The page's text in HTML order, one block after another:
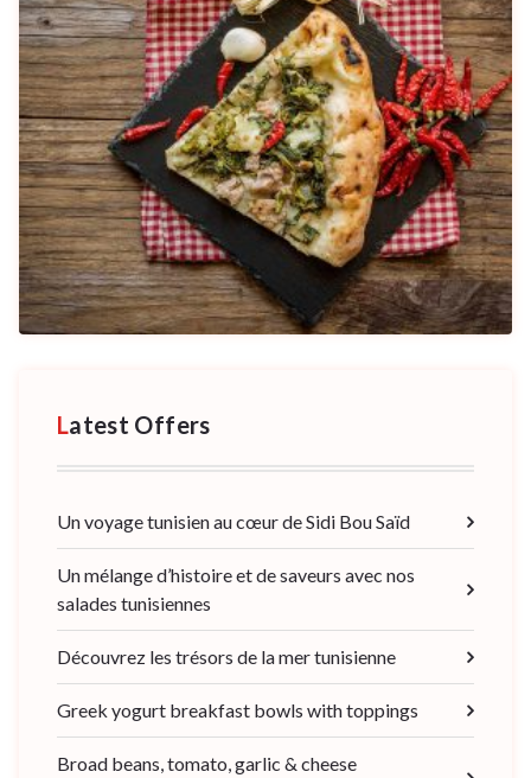
Latest Offers
Un voyage tunisien au cœur de Sidi Bou Saïd
Un mélange d’histoire et de saveurs avec nos
salades tunisiennes
Découvrez les trésors de la mer tunisienne
Greek yogurt breakfast bowls with toppings
Broad beans, tomato, garlic & cheese